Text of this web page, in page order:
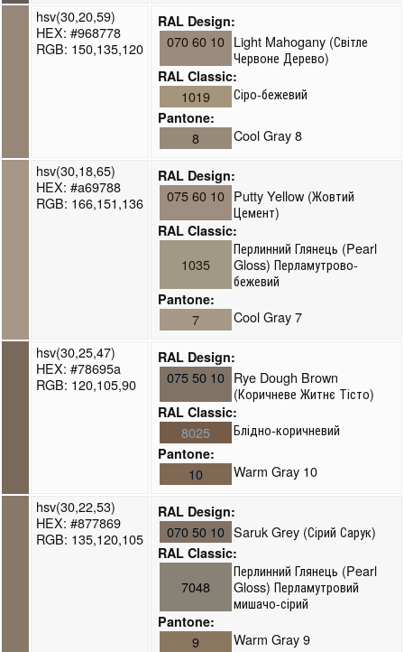
hsv(30,20,59)
HEX: #968778
RGB: 150,135,120
RAL Design:
070 60 10 Light Mahogany (Світле
Червоне Дерево)
RAL Classic:
1019 Сіро-бежевий
Pantone:
8
Cool Gray 8
hsv(30,18,65)
HEX: #a69788
RGB: 166,151,136
RAL Design:
075 60 10 Putty Yellow (Жовтий
Цемент)
RAL Classic:
1035
Перлинний Глянець (Pearl
Gloss) Перламутрово-
бежевий
Pantone:
7
Cool Gray 7
hsv(30,25,47)
HEX: #78695a
RGB: 120,105,90
RAL Design:
075 50 10 Rye Dough Brown
(Коричневе Житнє Тісто)
RAL Classic:
8025 Блідно-коричневий
Pantone:
10
Warm Gray 10
hsv(30,22,53)
HEX: #877869
RGB: 135,120,105
RAL Design:
070 50 10 Saruk Grey (Сірий Сарук)
RAL Classic:
7048
Перлинний Глянець (Pearl
Gloss) Перламутровий
мишачо-сірий
Pantone:
9 Warm Gray 9